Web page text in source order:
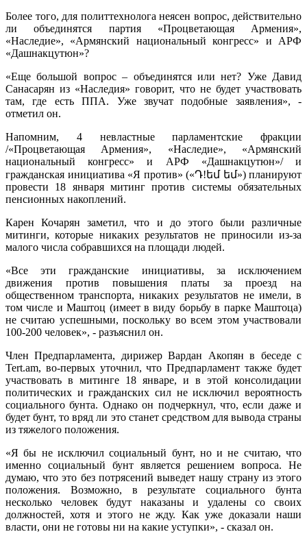
Более того, для политтехнолога неясен вопрос, действительно
ли объединятся партия «Процветающая Армения»,
«Наследие», «Армянский национальный конгресс» и АРФ
«Дашнакцутюн»?
«Еще большой вопрос – объединятся или нет? Уже Давид
Санасарян из «Наследия» говорит, что не будет участвовать
там, где есть ППА. Уже звучат подобные заявления», -
отметил он.
Напомним, 4 невластные парламентские фракции
/«Процветающая Армения», «Наследие», «Армянский
национальный конгресс» и АРФ «Дашнакцутюн»/ и
гражданская инициатива «Я против» («Դ!եմ եմ») планируют
провести 18 января митинг против системы обязательных
пенсионных накоплений.
Карен Кочарян заметил, что и до этого были различные
митинги, которые никаких результатов не приносили из-за
малого числа собравшихся на площади людей.
«Все эти гражданские инициативы, за исключением
движения против повышения платы за проезд на
общественном транспорта, никаких результатов не имели, в
том числе и Маштоц (имеет в виду борьбу в парке Маштоца)
не считаю успешными, поскольку во всем этом участвовали
100-200 человек», - разъяснил он.
Член Предпарламента, дирижер Вардан Акопян в беседе с
Tert.am, во-первых уточнил, что Предпарламент также будет
участвовать в митинге 18 январе, и в этой консолидации
политических и гражданских сил не исключил вероятность
социального бунта. Однако он подчеркнул, что, если даже и
будет бунт, то вряд ли это станет средством для вывода страны
из тяжелого положения.
«Я бы не исключил социальный бунт, но и не считаю, что
именно социальный бунт является решением вопроса. Не
думаю, что это без потрясений выведет нашу страну из этого
положения. Возможно, в результате социального бунта
несколько человек будут наказаны и удалены со своих
должностей, хотя и этого не жду. Как уже доказали наши
власти, они не готовы ни на какие уступки», - сказал он.